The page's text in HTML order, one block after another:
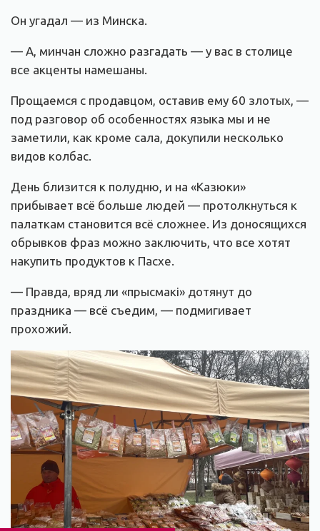
Он угадал — из Минска.
— А, минчан сложно разгадать — у вас в столице
все акценты намешаны.
Прощаемся с продавцом, оставив ему 60 злотых, —
под разговор об особенностях языка мы и не
заметили, как кроме сала, докупили несколько
видов колбас.
День близится к полудню, и на «Казюки»
прибывает всё больше людей — протолкнуться к
палаткам становится всё сложнее. Из доносящихся
обрывков фраз можно заключить, что все хотят
накупить продуктов к Пасхе.
— Правда, вряд ли «прысмакі» дотянут до
праздника — всё съедим, — подмигивает
прохожий.